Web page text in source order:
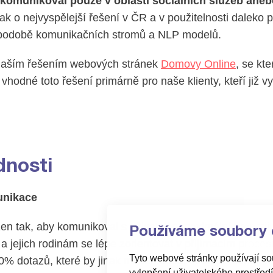
Používáme soubory
Tyto webové stránky používají
o nejvyspělejší řešení v ČR a v použitelnosti daleko
komunikačních stromů a NLP modelů.
řešením webových stránek Domovy Online, se
toto řešení primárně pro naše klienty, kteří již
tak, aby komunikoval s uživateli s maximální
jejich rodinám se lépe zorientovat v přijímacím
dotazů, které by jinak musel ředitel nebo personál